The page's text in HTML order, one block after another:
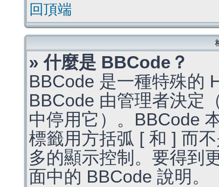
回頂端
» 什麼是 BBCode？
BBCode 是一種特殊的
BBCode 由管理者決定
中停用它）。BBCode
標籤用方括弧 [ 和 ] 而
多的顯示控制。要得到
面中的 BBCode 說明。